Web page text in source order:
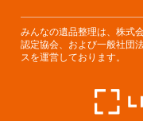
みんなの遺品整理は、株式
認定協会、および一般社団
スを運営しております。